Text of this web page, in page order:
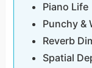
Piano Life
Punchy &
Reverb
Spatial